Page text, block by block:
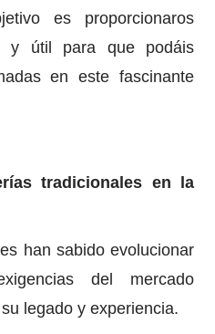
es proporcionaros
y útil para que podáis
en este fascinante
tradicionales en la
han sabido evolucionar
del mercado
legado y experiencia.